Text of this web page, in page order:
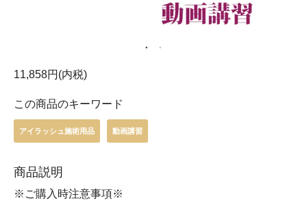
11,858円(内税)
この商品のキーワード
アイラッシュ施術用品 動画講習
商品説明
※ご購入時注意事項※